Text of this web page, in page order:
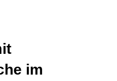
im